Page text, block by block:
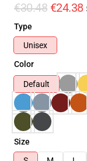
€30.48 €24.38
Type
Unisex
Color
Default
Size